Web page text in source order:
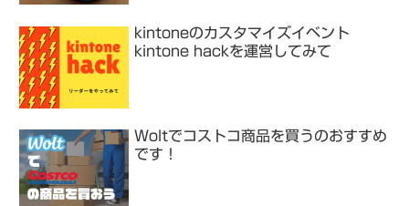
kintoneのカスタマイズイベント
kintone hackを運営してみて
Woltでコストコ商品を買うのおすすめ
です！